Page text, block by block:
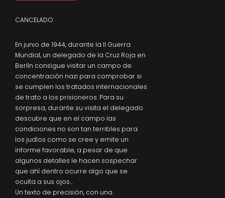
CANCELADO
En junio de 1944, durante la II Guerra
Mundial, un delegado de la Cruz Roja en
Berlín consigue visitar un campo de
concentración nazi para comprobar si
se cumplen los tratados internacionales
de trato a los prisioneros. Para su
sorpresa, durante su visita el delegado
descubre que en el campo las
condiciones no son tan terribles para
los judíos como se cree y emite un
informe favorable, a pesar de que
algunos detalles le hacen sospechar
que ahí dentro ocurre algo que se
oculta a sus ojos…
Un texto de precisión, con una